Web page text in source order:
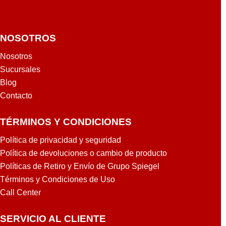
NOSOTROS
Nosotros
Sucursales
Blog
Contacto
TÉRMINOS Y CONDICIONES
Política de privacidad y seguridad
Política de devoluciones o cambio de producto
Políticas de Retiro y Envío de Grupo Spiegel
Términos y Condiciones de Uso
Call Center
SERVICIO AL CLIENTE